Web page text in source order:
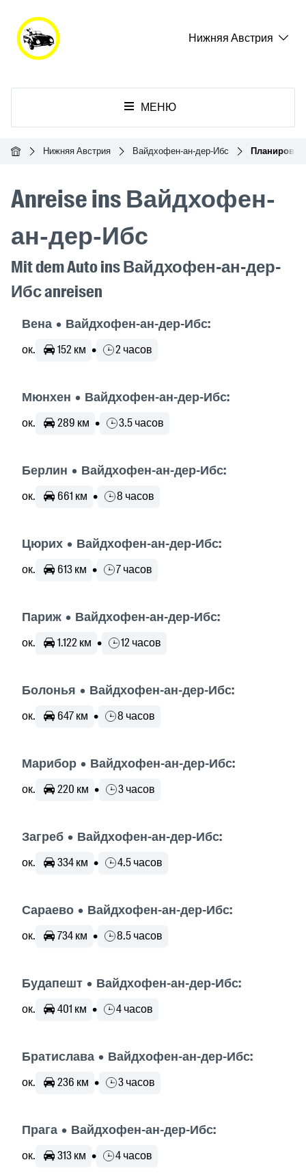
Нижняя Австрия
МЕНЮ
ГлавнаяНижняя Австрия Вайдхофен-ан-дер-Ибс
Anreise ins Вайдхофен-
ан-дер-Ибс
Mit dem Auto ins Вайдхофен-ан-дер-
Ибс anreisen
Вена • Вайдхофен-ан-дер-Ибс:
ок. 152 км • 2 часов
Мюнхен • Вайдхофен-ан-дер-Ибс:
ок. 289 км • 3.5 часов
Берлин • Вайдхофен-ан-дер-Ибс:
ок. 661 км • 8 часов
Цюрих • Вайдхофен-ан-дер-Ибс:
ок. 613 км • 7 часов
Париж • Вайдхофен-ан-дер-Ибс:
ок. 1.122 км • 12 часов
Болонья • Вайдхофен-ан-дер-Ибс:
ок. 647 км • 8 часов
Марибор • Вайдхофен-ан-дер-Ибс:
ок. 220 км • 3 часов
Загреб • Вайдхофен-ан-дер-Ибс:
ок. 334 км • 4.5 часов
Сараево • Вайдхофен-ан-дер-Ибс:
ок. 734 км • 8.5 часов
Будапешт • Вайдхофен-ан-дер-Ибс:
ок. 401 км • 4 часов
Братислава • Вайдхофен-ан-дер-Ибс:
ок. 236 км • 3 часов
Прага • Вайдхофен-ан-дер-Ибс:
ок. 313 км • 4 часов